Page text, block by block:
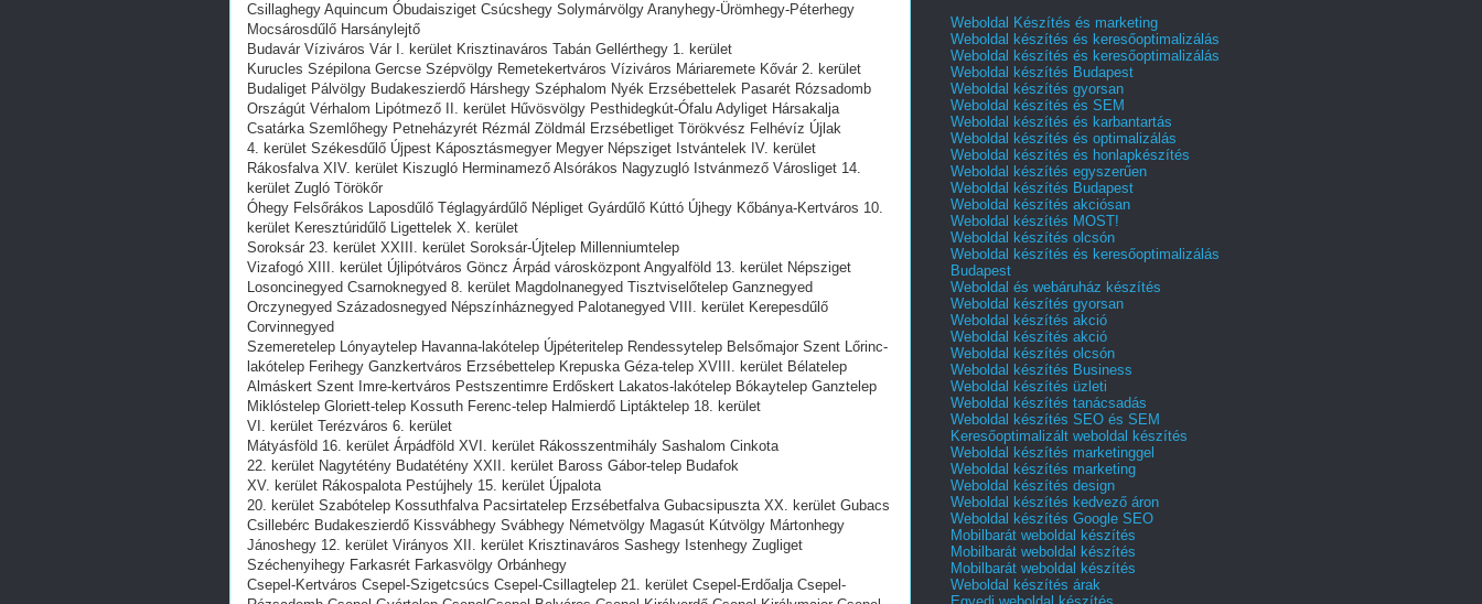
Csillaghegy Aquincum Óbudaisziget Csúcshegy Solymárvölgy Aranyhegy-Ürömhegy-Péterhegy
Mocsárosdűlő Harsánylejtő
Budavár Víziváros Vár I. kerület Krisztinaváros Tabán Gellérthegy 1. kerület
Kurucles Szépilona Gercse Szépvölgy Remetekertváros Víziváros Máriaremete Kővár 2. kerület
Budaliget Pálvölgy Budakeszierdő Hárshegy Széphalom Nyék Erzsébettelek Pasarét Rózsadomb
Országút Vérhalom Lipótmező II. kerület Hűvösvölgy Pesthidegkút-Ófalu Adyliget Hársakalja
Csatárka Szemlőhegy Petneházyrét Rézmál Zöldmál Erzsébetliget Törökvész Felhévíz Újlak
4. kerület Székesdűlő Újpest Káposztásmegyer Megyer Népsziget Istvántelek IV. kerület
Rákosfalva XIV. kerület Kiszugló Herminamező Alsórákos Nagyzugló Istvánmező Városliget 14.
kerület Zugló Törökőr
Óhegy Felsőrákos Laposdűlő Téglagyárdűlő Népliget Gyárdűlő Kúttó Újhegy Kőbánya-Kertváros 10.
kerület Keresztúridűlő Ligettelek X. kerület
Soroksár 23. kerület XXIII. kerület Soroksár-Újtelep Millenniumtelep
Vizafogó XIII. kerület Újlipótváros Göncz Árpád városközpont Angyalföld 13. kerület Népsziget
Losoncinegyed Csarnoknegyed 8. kerület Magdolnanegyed Tisztviselőtelep Ganznegyed
Orczynegyed Századosnegyed Népszínháznegyed Palotanegyed VIII. kerület Kerepesdűlő
Corvinnegyed
Szemeretelep Lónyaytelep Havanna-lakótelep Újpéteritelep Rendessytelep Belsőmajor Szent Lőrinc-
lakótelep Ferihegy Ganzkertváros Erzsébettelep Krepuska Géza-telep XVIII. kerület Bélatelep
Almáskert Szent Imre-kertváros Pestszentimre Erdőskert Lakatos-lakótelep Bókaytelep Ganztelep
Miklóstelep Gloriett-telep Kossuth Ferenc-telep Halmierdő Liptáktelep 18. kerület
VI. kerület Terézváros 6. kerület
Mátyásföld 16. kerület Árpádföld XVI. kerület Rákosszentmihály Sashalom Cinkota
22. kerület Nagytétény Budatétény XXII. kerület Baross Gábor-telep Budafok
XV. kerület Rákospalota Pestújhely 15. kerület Újpalota
20. kerület Szabótelep Kossuthfalva Pacsirtatelep Erzsébetfalva Gubacsipuszta XX. kerület Gubacs
Csillebérc Budakeszierdő Kissvábhegy Svábhegy Németvölgy Magasút Kútvölgy Mártonhegy
Jánoshegy 12. kerület Virányos XII. kerület Krisztinaváros Sashegy Istenhegy Zugliget
Széchenyihegy Farkasrét Farkasvölgy Orbánhegy
Csepel-Kertváros Csepel-Szigetcsúcs Csepel-Csillagtelep 21. kerület Csepel-Erdőalja Csepel-
Weboldal Készítés és marketing
Weboldal készítés és keresőoptimalizálás
Weboldal készítés és keresőoptimalizálás
Weboldal készítés Budapest
Weboldal készítés gyorsan
Weboldal készítés és SEM
Weboldal készítés és karbantartás
Weboldal készítés és optimalizálás
Weboldal készítés és honlapkészítés
Weboldal készítés egyszerűen
Weboldal készítés Budapest
Weboldal készítés akciósan
Weboldal készítés MOST!
Weboldal készítés olcsón
Weboldal készítés és keresőoptimalizálás
Budapest
Weboldal és webáruház készítés
Weboldal készítés gyorsan
Weboldal készítés akció
Weboldal készítés akció
Weboldal készítés olcsón
Weboldal készítés Business
Weboldal készítés üzleti
Weboldal készítés tanácsadás
Weboldal készítés SEO és SEM
Keresőoptimalizált weboldal készítés
Weboldal készítés marketinggel
Weboldal készítés marketing
Weboldal készítés design
Weboldal készítés kedvező áron
Weboldal készítés Google SEO
Mobilbarát weboldal készítés
Mobilbarát weboldal készítés
Mobilbarát weboldal készítés
Weboldal készítés árak
Egyedi weboldal készítés